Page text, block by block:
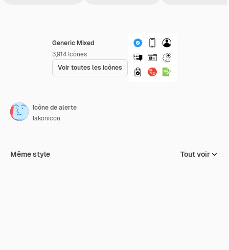
Generic Mixed
3,914 Icônes
Voir toutes les icônes
Icône de alerte
lakonicon
Même style Tout voir